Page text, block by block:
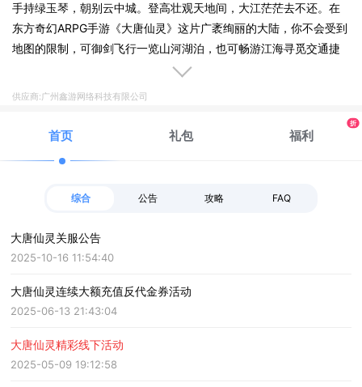
手持绿玉琴，朝别云中城。登高壮观天地间，大江茫茫去不还。在
东方奇幻ARPG手游《大唐仙灵》这片广袤绚丽的大陆，你不会受到
地图的限制，可御剑飞行一览山河湖泊，也可畅游江海寻觅交通捷
径；可以与志同道合的同伴、相见恨晚的红颜知己携手共游天地
的神将可盐可甜，是你修仙路上协同作战的好伙伴。
供应商:广州鑫游网络科技有限公司
首页 礼包 福利
折
综合 公告 攻略 FAQ
大唐仙灵关服公告
2025-10-16 11:54:40
大唐仙灵连续大额充值反代金券活动
2025-06-13 21:43:04
大唐仙灵精彩线下活动
2025-05-09 19:12:58